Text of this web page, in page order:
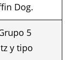
Dog.
5
y tipo